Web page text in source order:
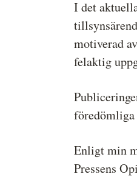
I det
motiverad
felaktig
Enligt min
Pressens